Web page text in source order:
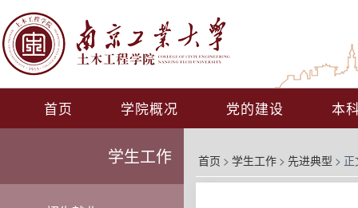
首页 学院概况 党的建设 本
学生工作 首页 > 学生工作 > 先进典型 > 正